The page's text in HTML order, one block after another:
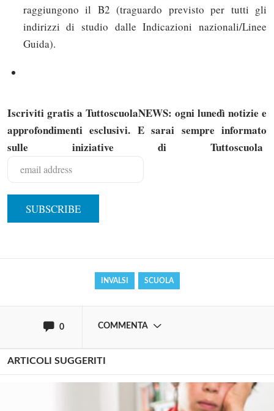
raggiungono il B2 (traguardo previsto per tutti gli
indirizzi di studio dalle Indicazioni nazionali/Linee
Guida).
Iscriviti gratis a TuttoscuolaNEWS: ogni lunedì notizie e
approfondimenti esclusivi. E sarai sempre informato
sulle iniziative di Tuttoscuola
INVALSI SCUOLA
0 COMMENTA
commentare!
ARTICOLI SUGGERITI